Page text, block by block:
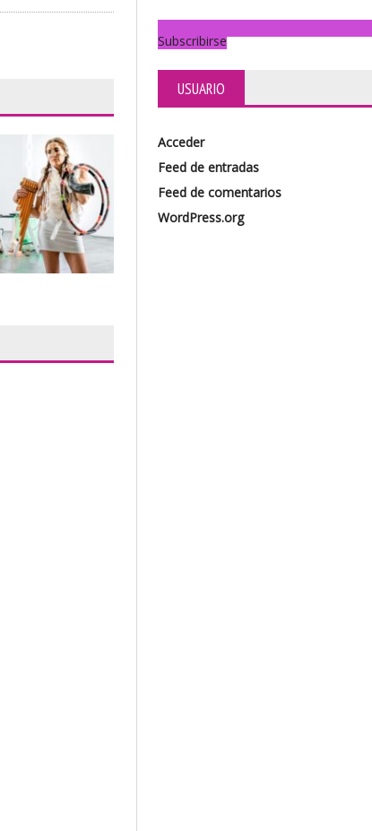
Un tango italiano
Subscribirse
USUARIO
Acceder
Feed de entradas
Feed de comentarios
WordPress.org